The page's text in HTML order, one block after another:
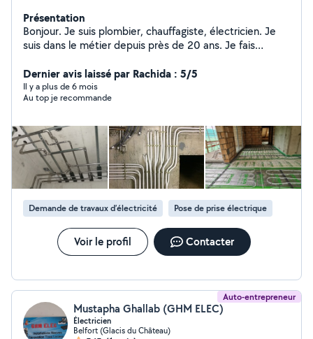
Présentation
Bonjour. Je suis plombier, chauffagiste, électricien. Je
suis dans le métier depuis près de 20 ans. Je fais
ventilation etc.
Dernier avis laissé par Rachida : 5/5
Il y a plus de 6 mois
Au top je recommande
Demande de travaux d’électricité Pose de prise électrique
Voir le profil Contacter
Auto-entrepreneur
Mustapha Ghallab (GHM ELEC)
Électricien
Belfort (Glacis du Château)